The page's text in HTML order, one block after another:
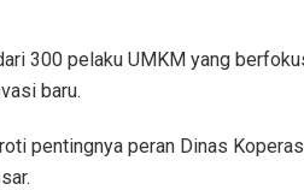
300 pelaku UMKM yang
baru.
pentingnya peran Dinas